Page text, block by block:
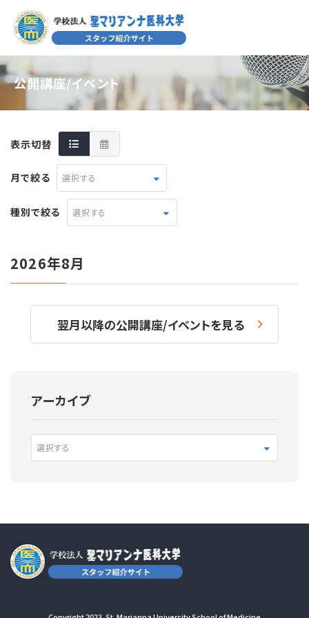
公開講座/イベント
表示切替
月で絞る 選択する
種別で絞る 選択する
2026年8月
翌月以降の公開講座/イベントを見る
アーカイブ
選択する